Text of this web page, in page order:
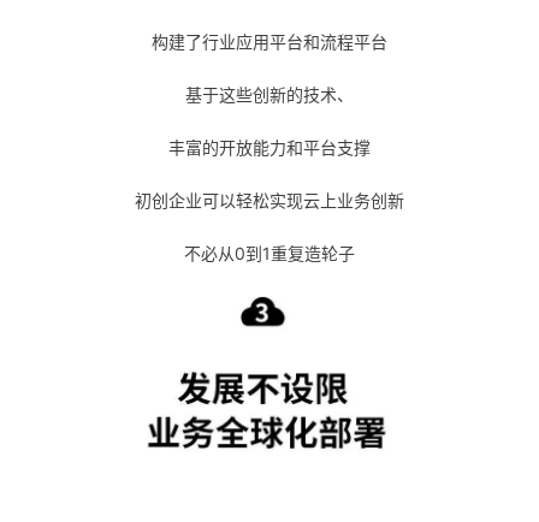
构建了行业应用平台和流程平台
基于这些创新的技术、
丰富的开放能力和平台支撑
初创企业可以轻松实现云上业务创新
不必从0到1重复造轮子